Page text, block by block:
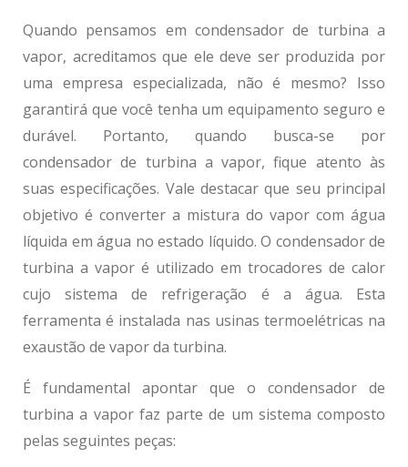
Quando pensamos em condensador de turbina a
vapor, acreditamos que ele deve ser produzida por
uma empresa especializada, não é mesmo? Isso
garantirá que você tenha um equipamento seguro e
durável. Portanto, quando busca-se por
condensador de turbina a vapor, fique atento às
suas especificações. Vale destacar que seu principal
objetivo é converter a mistura do vapor com água
líquida em água no estado líquido. O condensador de
turbina a vapor é utilizado em trocadores de calor
cujo sistema de refrigeração é a água. Esta
ferramenta é instalada nas usinas termoelétricas na
exaustão de vapor da turbina.
É fundamental apontar que o condensador de
turbina a vaporfaz parte de um sistema composto
pelas seguintes peças: